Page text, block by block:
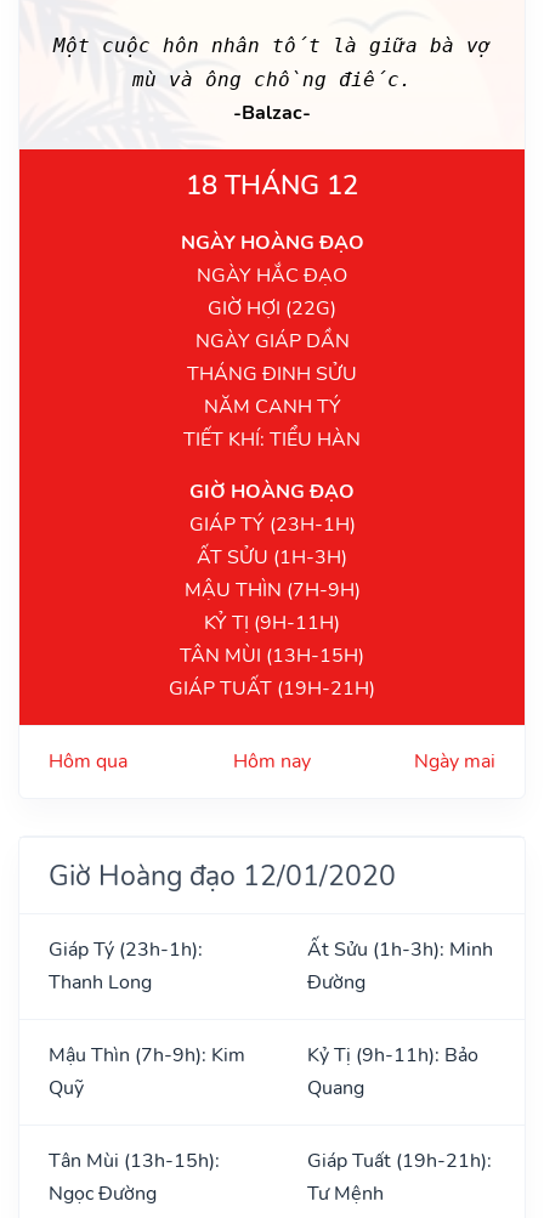
Một cuộc hôn nhân tốt là giữa bà vợ
mù và ông chồng điếc.
-Balzac-
18 THÁNG 12
NGÀY HOÀNG ĐẠO
NGÀY HẮC ĐẠO
GIỜ HỢI (22G)
NGÀY GIÁP DẦN
THÁNG ĐINH SỬU
NĂM CANH TÝ
TIẾT KHÍ: TIỂU HÀN
GIỜ HOÀNG ĐẠO
GIÁP TÝ (23H-1H)
ẤT SỬU (1H-3H)
MẬU THÌN (7H-9H)
KỶ TỊ (9H-11H)
TÂN MÙI (13H-15H)
GIÁP TUẤT (19H-21H)
Hôm qua Hôm nay Ngày mai
Giờ Hoàng đạo 12/01/2020
Giáp Tý (23h-1h):
Thanh Long
Ất Sửu (1h-3h): Minh
Đường
Mậu Thìn (7h-9h): Kim
Quỹ
Kỷ Tị (9h-11h): Bảo
Quang
Tân Mùi (13h-15h):
Ngọc Đường
Giáp Tuất (19h-21h):
Tư Mệnh